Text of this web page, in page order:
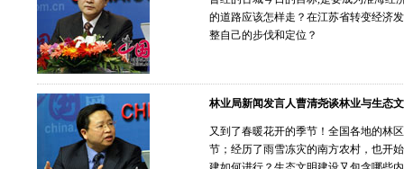
的道路应该怎样走？在江苏省转变经济
整自己的步伐和定位？
林业局新闻发言人曹清尧谈林业与生态
又到了春暖花开的季节！全国各地的林
节；经历了雨雪冻灾的南方农村，也开